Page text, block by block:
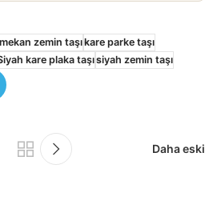
zemin taşıkare parke taşı
kare plaka taşısiyah zemin taşı
Daha eski